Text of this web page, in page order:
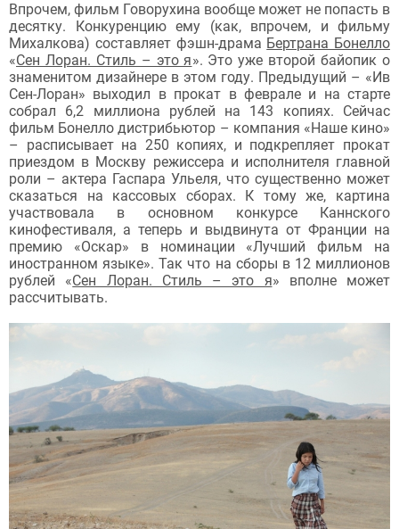
Впрочем, фильм Говорухина вообще может не попасть в
десятку. Конкуренцию ему (как, впрочем, и фильму
Михалкова) составляет фэшн-драма Бертрана Бонелло
«Сен Лоран. Стиль – это я». Это уже второй байопик о
знаменитом дизайнере в этом году. Предыдущий – «Ив
Сен-Лоран» выходил в прокат в феврале и на старте
собрал 6,2 миллиона рублей на 143 копиях. Сейчас
фильм Бонелло дистрибьютор – компания «Наше кино»
– расписывает на 250 копиях, и подкрепляет прокат
приездом в Москву режиссера и исполнителя главной
роли – актера Гаспара Ульеля, что существенно может
сказаться на кассовых сборах. К тому же, картина
участвовала в основном конкурсе Каннского
кинофестиваля, а теперь и выдвинута от Франции на
премию «Оскар» в номинации «Лучший фильм на
иностранном языке». Так что на сборы в 12 миллионов
рублей «Сен Лоран. Стиль – это я» вполне может
рассчитывать.